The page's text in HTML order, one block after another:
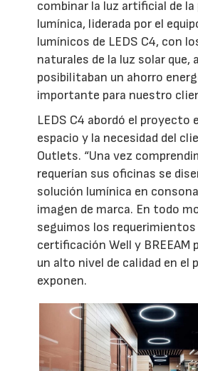
combinar la luz artificial de
lumínica, liderada por el
lumínicos de LEDS C4, con
naturales de la luz solar que,
posibilitaban un ahorro
importante para nuestro
LEDS C4 abordó el proyecto
espacio y la necesidad del
Outlets. “Una vez
requerían sus oficinas se
solución lumínica en
imagen de marca. En todo
seguimos los requerimientos
certificación Well y BREEAM
un alto nivel de calidad en el
exponen.